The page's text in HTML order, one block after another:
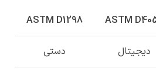
ASTM
ASTM D1298
دیجیتال دستی